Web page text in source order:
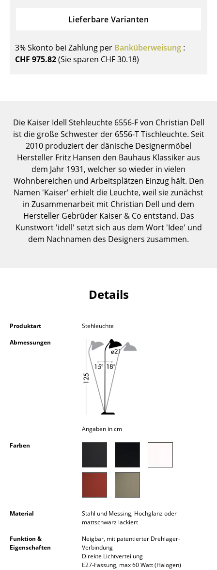
Schreibtische
Konferenztische
Stehtische & Stehpulte
Servierwagen
Einzelteile
... alle Tische
Aufbewahren
Regale & Schränke
Bücherregale
Wandregale
Barmöbel
Garderoben
Kleinaufbewahrung
... alle Aufbewahrungsmöbel
Hängeleuchten & Deckenleuchten
Wandleuchten
Outdoor-Leuchten
Lieferbare Varianten
3% Skonto bei Zahlung per Banküberweisung :
CHF 975.82(Sie sparen CHF 30.18)
Die Kaiser Idell Stehleuchte 6556-F von Christian Dell
ist die große Schwester der 6556-T Tischleuchte. Seit
2010 produziert der dänische Designermöbel
Hersteller Fritz Hansen den Bauhaus Klassiker aus
dem Jahr 1931, welcher so wieder in vielen
Wohnbereichen und Arbeitsplätzen Einzug hält. Den
Namen 'Kaiser' erhielt die Leuchte, weil sie zunächst
in Zusammenarbeit mit Christian Dell und dem
Hersteller Gebrüder Kaiser & Co entstand. Das
Kunstwort 'idell' setzt sich aus dem Wort 'Idee' und
dem Nachnamen des Designers zusammen.
Details
Produktart
Stehleuchte
Abmessungen
Angaben in cm
Farben
Material
Stahl und Messing, Hochglanz oder
mattschwarz lackiert
Funktion &
Eigenschaften
Neigbar, mit patentierter Drehlager-
Verbindung
Direkte Lichtverteilung
E27-Fassung, max 60 Watt (Halogen)